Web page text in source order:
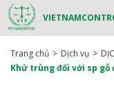
Trang chủ Dịch vụ
Khử trùng đối với sp gỗ